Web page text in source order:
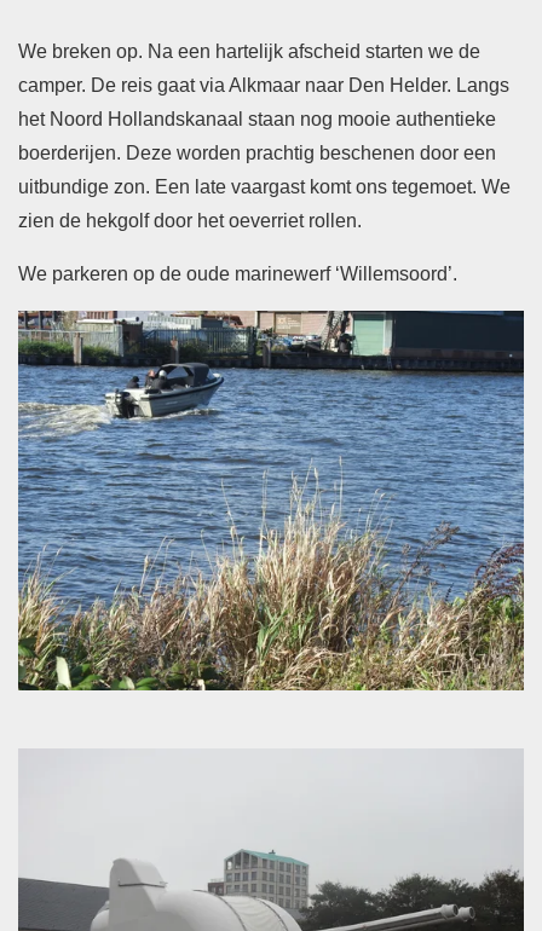
We breken op. Na een hartelijk afscheid starten we de
camper. De reis gaat via Alkmaar naar Den Helder. Langs
het Noord Hollandskanaal staan nog mooie authentieke
boerderijen. Deze worden prachtig beschenen door een
uitbundige zon. Een late vaargast komt ons tegemoet. We
zien de hekgolf door het oeverriet rollen.
We parkeren op de oude marinewerf ‘Willemsoord’.